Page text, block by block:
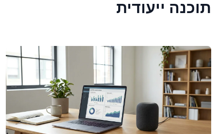
תוכנה ייעודית